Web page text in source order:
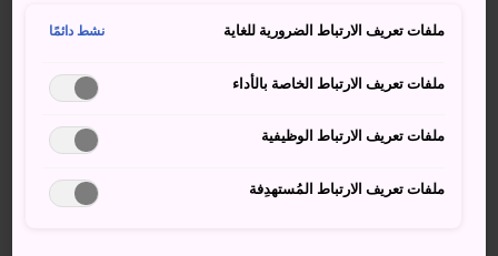
الاحتفاظ بملاحظات ذهنية حول أفضل الألعاب النارية
مشاهدة محترفي صنع الألعاب النارية الحديثين
كيفية الوصول
ملفات تعريف الارتباط الضرورية للغاية نشط دائمًا
ملفات تعريف الارتباط الخاصة بالأداء
ملفات تعريف الارتباط الوظيفية
ملفات تعريف الارتباط المُستهدِفة